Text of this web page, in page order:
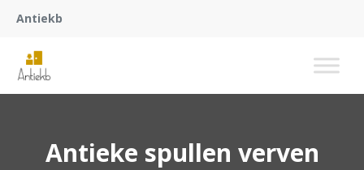
Antiekb
Antieke spullen verven